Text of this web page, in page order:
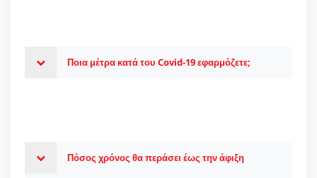
Ποια μέτρα κατά του Covid-19 εφαρμόζετε;
Πόσος χρόνος θα περάσει έως την άφιξη